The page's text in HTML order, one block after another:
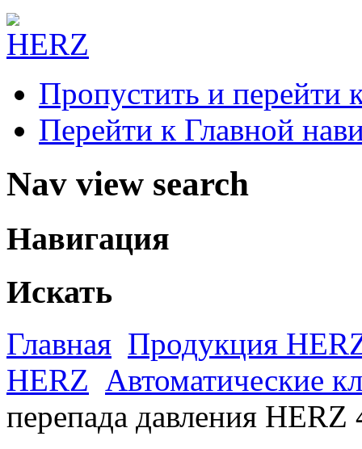
Пропустить и перейти
Перейти к Главной
Nav view search
Навигация
Искать
Главная Продукция
HERZ Автоматические
перепада давления